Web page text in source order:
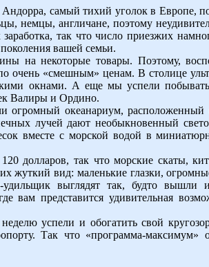
самый тихий уголок в Европе,
немцы, англичане, поэтому
так что число приезжих
вашей семьи.
на некоторые товары. Поэтому,
«смешным» ценам. В столице
окнами. А еще мы успели
Валиры и Ордино.
океанариум, расположенный
лучей дают необыкновенный
вместе с морской водой в
долларов, так что морские скаты,
жуткий вид: маленькие глазки,
удильщик выглядят так, будто
представится удивительная
успели и обогатить свой
Так что «программа-максимум»